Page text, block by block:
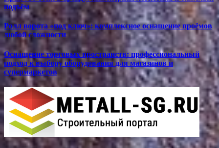
подъём
Ролл ворота «под ключ»: комплексное оснащение проёмов
любой сложности
Оснащение торговых пространств: профессиональный
подход к выбору оборудования для магазинов и
супермаркетов